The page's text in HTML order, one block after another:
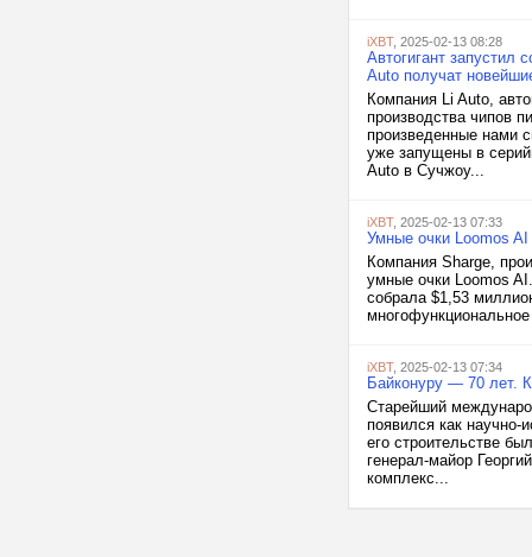
iXBT, 2025-02-13 08:28
Автогигант запустил
Auto получат
Компания Li Auto,
производства чипов
произведенные нами
уже запущены в
Auto в Сучжоу...
iXBT, 2025-02-13 07:33
Умные очки Loomos
Компания Sharge,
умные очки Loomos
собрала $1,53
iXBT, 2025-02-13 07:34
Байконуру — 70 лет.
Старейший
появился как
его строительстве
генерал-майор
комплекс...